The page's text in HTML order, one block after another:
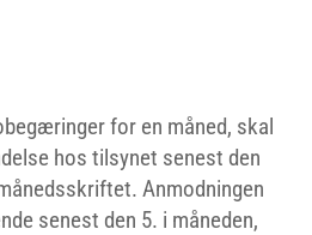
for en måned, skal
hos tilsynet senest den
Anmodningen
senest den 5. i måneden,